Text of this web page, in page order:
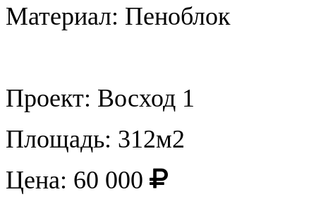
Материал: Пеноблок
Проект: Восход 1
Площадь: 312м2
Цена: 60 000